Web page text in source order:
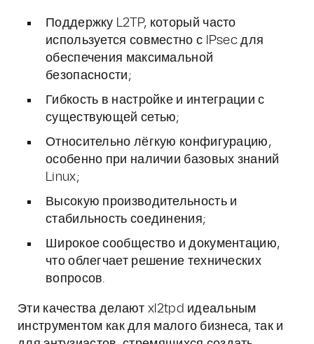
Поддержку L2TP, который часто
используется совместно с IPsec для
обеспечения максимальной
безопасности;
Гибкость в настройке и интеграции с
существующей сетью;
Относительно лёгкую конфигурацию,
особенно при наличии базовых знаний
Linux;
Высокую производительность и
стабильность соединения;
Широкое сообщество и документацию,
что облегчает решение технических
вопросов.
Эти качества делают xl2tpd идеальным
инструментом как для малого бизнеса, так и